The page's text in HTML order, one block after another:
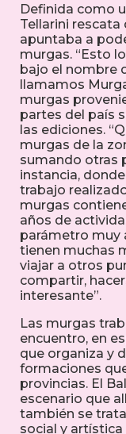
Definida como
Tellarini rescata
apuntaba a
murgas. “Esto
bajo el nombre
llamamos
murgas
partes del país
las ediciones.
murgas de la
sumando otras
instancia,
trabajo
murgas
años de
parámetro muy
tienen muchas
viajar a otros
compartir,
interesante”.
Las murgas
encuentro, en
que organiza y
formaciones
provincias. El
escenario que
también se
social y